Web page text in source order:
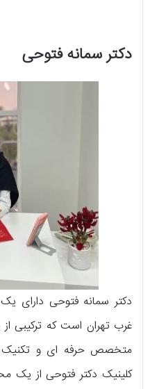
دکتر سمانه فتوحی
دکتر سمانه فتوحی دارای
غرب تهران است که ترکیبی
متخصص حرفه‌ ای و تکنیک‌
کلینیک دکتر فتوحی از یک